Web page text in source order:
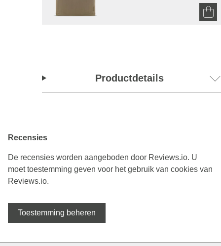
Productdetails
Recensies
De recensies worden aangeboden door Reviews.io. U
moet toestemming geven voor het gebruik van cookies van
Reviews.io.
Toestemming beheren